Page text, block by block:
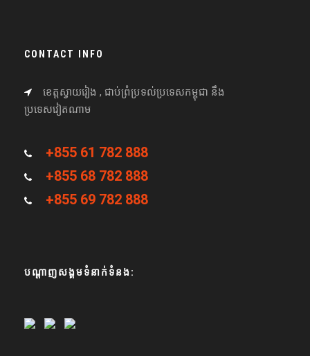
CONTACT INFO
ខេត្តស្វាយរៀង , ជាប់ព្រំប្រទល់ប្រទេសកម្ពុជា នឹង
ប្រទេសវៀតណាម
+855 61 782 888
+855 68 782 888
+855 69 782 888
បណ្តាញសង្គមទំនាក់ទំនង: